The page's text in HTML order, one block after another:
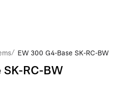
/ EW 300 G4-Base SK-RC-BW
RC-BW